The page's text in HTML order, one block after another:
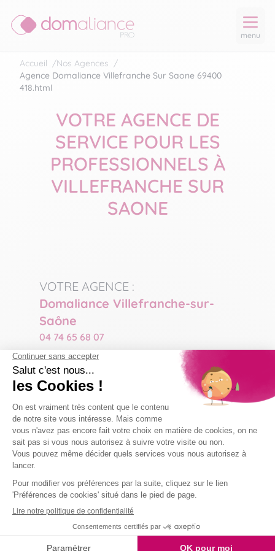
menu
Accueil /Nos Agences /
Agence Domaliance Villefranche Sur Saone 69400
418.html
VOTRE AGENCE DE
SERVICE POUR LES
PROFESSIONNELS À
VILLEFRANCHE SUR
SAONE
VOTRE AGENCE :
Domaliance Villefranche-sur-
Saône
04 74 65 68 07
GÉRANT
Luc SEGUIN
06 69 46 19 40
lseguin@domaliance.fr
Chrystelle JOUVE - Responsable d'Agence
resp-villefranche@domaliance.fr
Marjorie PARAT ISHII- Assistante